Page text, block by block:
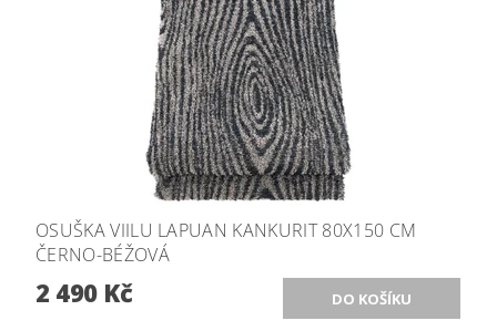
OSUŠKA VIILU LAPUAN KANKURIT 80X150 CM
ČERNO-BÉŽOVÁ
2 490 Kč